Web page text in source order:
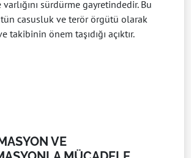
sürdürme gayretindedir. Bu
casusluk ve terör örgütü olarak
takibinin önem taşıdığı açıktır.
VE